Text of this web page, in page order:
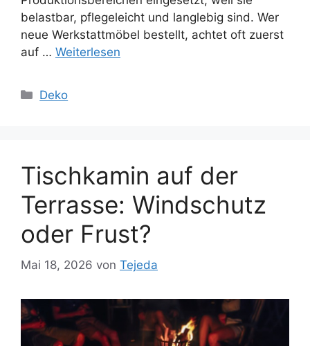
belastbar, pflegeleicht und langlebig sind. Wer
neue Werkstattmöbel bestellt, achtet oft zuerst
auf … Weiterlesen
Kategorien
Deko
Tischkamin auf der
Terrasse: Windschutz
oder Frust?
Mai 18, 2026 von Tejeda